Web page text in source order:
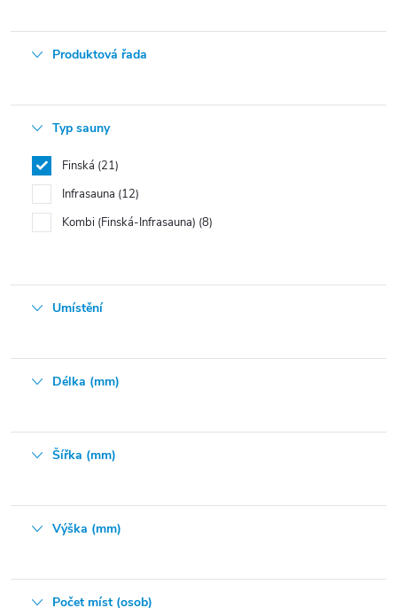
Produktová řada
Typ sauny
Finská 21
Infrasauna 12
Kombi (Finská-Infrasauna) 8
Umístění
Délka (mm)
Šířka (mm)
Výška (mm)
Počet míst (osob)